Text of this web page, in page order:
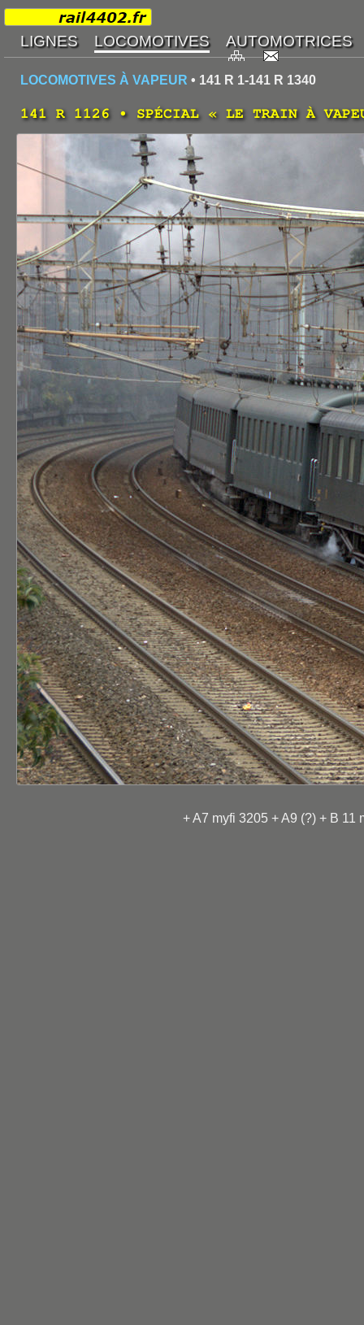
LOCOMOTIVES À VAPEUR • 141 R 1-141 R 1340
141 R 1126 • SPÉCIAL « LE TRAIN À VAPEUR
+ A7 myfi 3205 + A9 (?) + B